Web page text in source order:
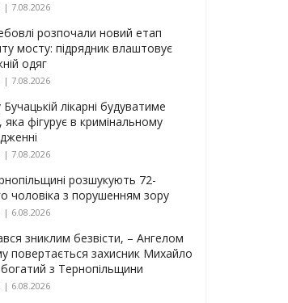
| 7.08.2026
розпочали новий етап
мосту: підрядник влаштовує
одяг
| 7.08.2026
лікарні будуватиме
яка фігурує в кримінальному
| 7.08.2026
розшукують 72-
чоловіка з порушенням зору
| 6.08.2026
зниклим безвісти, – Ангелом
повертається захисник Михайло
з Тернопільщини
| 6.08.2026